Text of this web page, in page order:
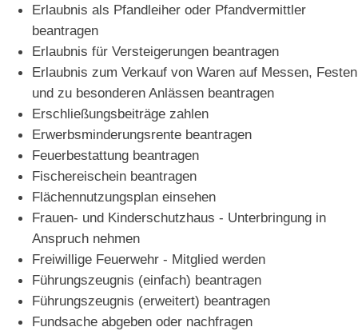
Erlaubnis als Pfandleiher oder Pfandvermittler
beantragen
Erlaubnis für Versteigerungen beantragen
Erlaubnis zum Verkauf von Waren auf Messen, Festen
und zu besonderen Anlässen beantragen
Erschließungsbeiträge zahlen
Erwerbsminderungsrente beantragen
Feuerbestattung beantragen
Fischereischein beantragen
Flächennutzungsplan einsehen
Frauen- und Kinderschutzhaus - Unterbringung in
Anspruch nehmen
Freiwillige Feuerwehr - Mitglied werden
Führungszeugnis (einfach) beantragen
Führungszeugnis (erweitert) beantragen
Fundsache abgeben oder nachfragen